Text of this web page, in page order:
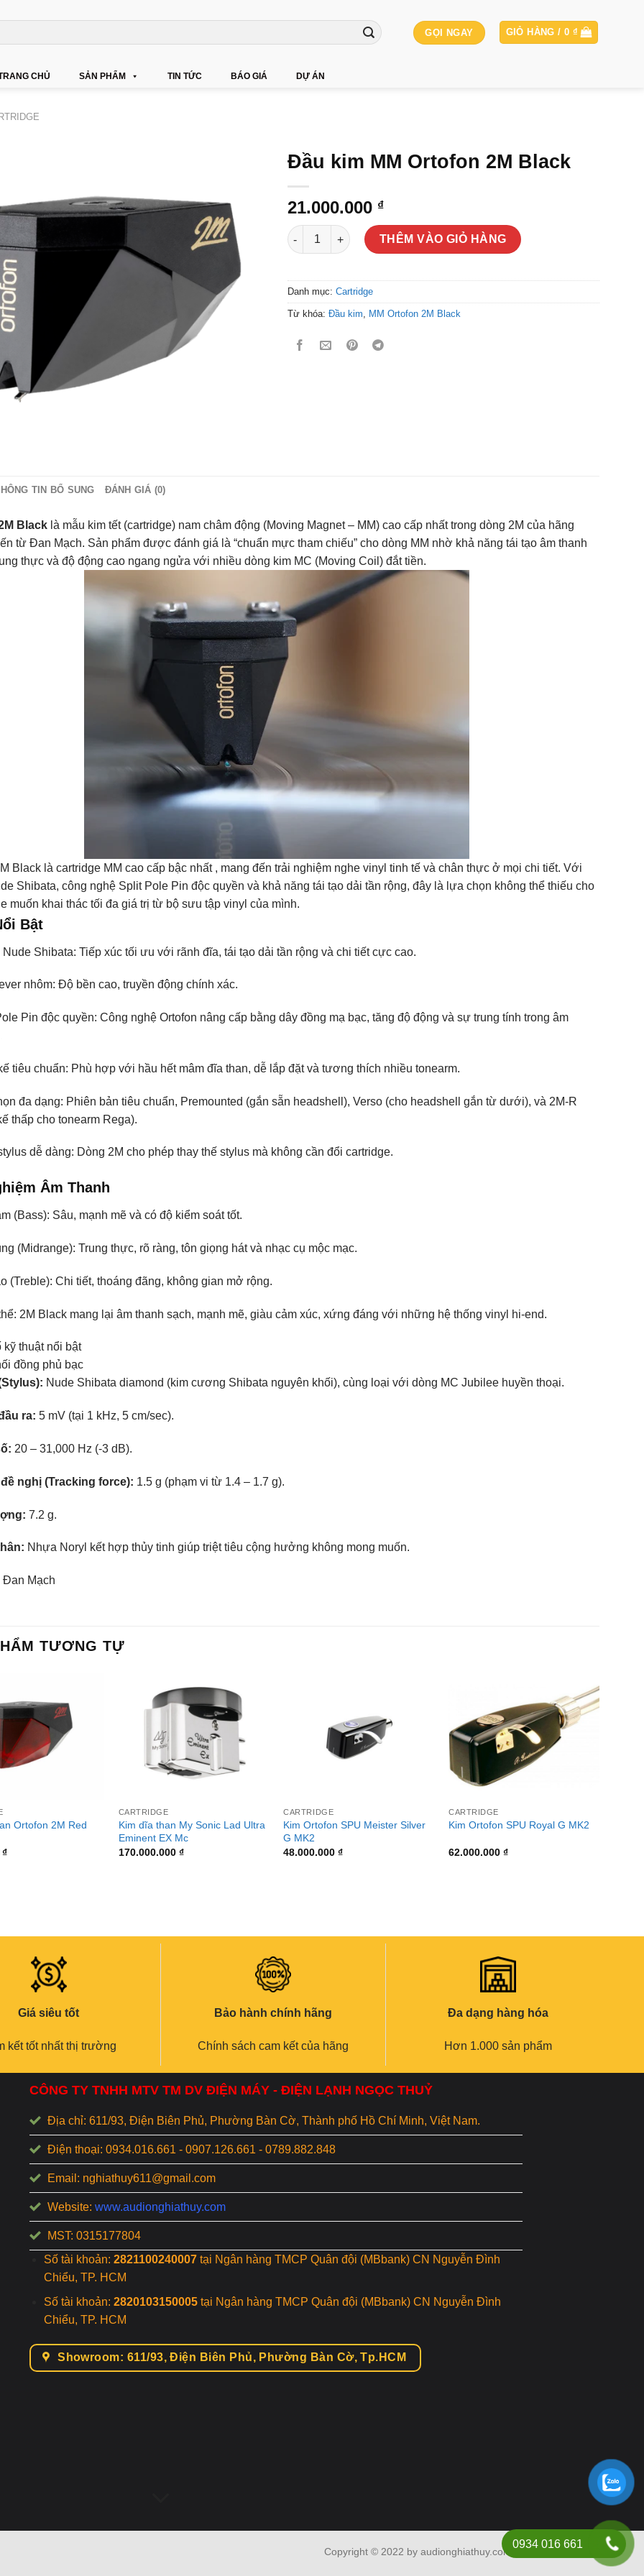
GỌI NGAY GIỎ HÀNG / 0 ₫
CHỦ SẢN PHẨM TIN TỨC BÁO GIÁ DỰ ÁN
Đầu kim MM Ortofon 2M Black
21.000.000 ₫
Đầu kim MM Ortofon 2M Black số lượng
THÊM VÀO GIỎ HÀNG
Danh mục: Cartridge
Từ khóa: Đầu kim MM Ortofon 2M Black
TIN BỔ SUNG ĐÁNH GIÁ (0)
Black là mẫu kim tết (cartridge) nam châm động (Moving Magnet – MM) cao cấp nhất trong dòng 2M của hãng
từ Đan Mạch. Sản phẩm được đánh giá là “chuẩn mực tham chiếu” cho dòng MM nhờ khả năng tái tạo âm thanh
thực và độ động cao ngang ngửa với nhiều dòng kim MC (Moving Coil) đắt tiền.
Black là cartridge MM cao cấp bậc nhất , mang đến trải nghiệm nghe vinyl tinh tế và chân thực ở mọi chi tiết. Với
Shibata, công nghệ Split Pole Pin độc quyền và khả năng tái tạo dải tần rộng, đây là lựa chọn không thể thiếu cho
muốn khai thác tối đa giá trị từ bộ sưu tập vinyl của mình.
Bật
Nude Shibata: Tiếp xúc tối ưu với rãnh đĩa, tái tạo dải tần rộng và chi tiết cực cao.
nhôm: Độ bền cao, truyền động chính xác.
Pin độc quyền: Công nghệ Ortofon nâng cấp bằng dây đồng mạ bạc, tăng độ động và sự trung tính trong âm
tiêu chuẩn: Phù hợp với hầu hết mâm đĩa than, dễ lắp đặt và tương thích nhiều tonearm.
đa dạng: Phiên bản tiêu chuẩn, Premounted (gắn sẵn headshell), Verso (cho headshell gắn từ dưới), và 2M-R
thấp cho tonearm Rega).
dễ dàng: Dòng 2M cho phép thay thế stylus mà không cần đổi cartridge.
Âm Thanh
(Bass): Sâu, mạnh mẽ và có độ kiểm soát tốt.
(Midrange): Trung thực, rõ ràng, tôn giọng hát và nhạc cụ mộc mạc.
(Treble): Chi tiết, thoáng đãng, không gian mở rộng.
2M Black mang lại âm thanh sạch, mạnh mẽ, giàu cảm xúc, xứng đáng với những hệ thống vinyl hi-end.
kỹ thuật nổi bật
đồng phủ bạc
Nude Shibata diamond (kim cương Shibata nguyên khối), cùng loại với dòng MC Jubilee huyền thoại.
ra: 5 mV (tại 1 kHz, 5 cm/sec).
20 – 31,000 Hz (-3 dB).
nghị (Tracking force): 1.5 g (phạm vi từ 1.4 – 1.7 g).
7.2 g.
Nhựa Noryl kết hợp thủy tinh giúp triệt tiêu cộng hưởng không mong muốn.
Đan Mạch
TƯƠNG TỰ
Ortofon 2M Red
₫
CARTRIDGE
Kim dĩa than My Sonic Lad Ultra
Eminent EX Mc
170.000.000 ₫
CARTRIDGE
Kim Ortofon SPU Meister Silver
G MK2
48.000.000₫
+
CARTRIDGE
Kim Ortofon SPU Royal G MK2
62.000.000₫
Giá siêu tốt
kết tốt nhất thị trường
Bảo hành chính hãng
Chính sách cam kết của hãng
Đa dạng hàng hóa
Hơn 1.000 sản phẩm
CÔNG TY TNHH MTV TM DV ĐIỆN MÁY - ĐIỆN LẠNH NGỌC THUỶ
Địa chỉ: 611/93, Điện Biên Phủ, Phường Bàn Cờ, Thành phố Hồ Chí Minh, Việt Nam.
Điện thoại: 0934.016.661 - 0907.126.661 - 0789.882.848
Email: nghiathuy611@gmail.com
Website: www.audionghiathuy.com
MST: 0315177804
Số tài khoản: 2821100240007 tại Ngân hàng TMCP Quân đội (MBbank) CN Nguyễn Đình
Chiểu, TP. HCM
Số tài khoản: 2820103150005 tại Ngân hàng TMCP Quân đội (MBbank) CN Nguyễn Đình
Chiểu, TP. HCM
Showroom: 611/93, Điện Biên Phủ, Phường Bàn Cờ, Tp.HCM
Copyright © 2022 by audionghiathuy.com. Altights Reserved.
0934 016 661